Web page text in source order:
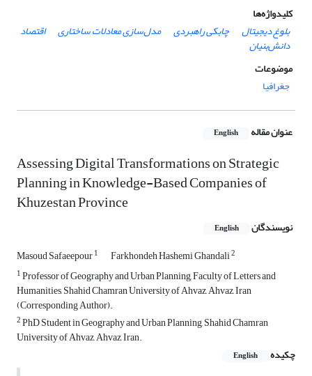
کلیدواژه‌ها
بلوغ دیجیتال
چابکی راهبردی مدل‌سازی معادلات ساختاری اقتصاد
دانش‌بنیان
موضوعات
جغرافیا
عنوان مقاله English
Assessing Digital Transformations on Strategic
Planning in Knowledge-Based Companies of
Khuzestan Province
نویسندگان English
Masoud Safaeepour1 Farkhondeh Hashemi Ghandali2
1Professor of Geography and Urban Planning, Faculty of Letters and
Humanities, Shahid Chamran University of Ahvaz, Ahvaz, Iran
(Corresponding Author).
2PhD Student in Geography and Urban Planning, Shahid Chamran
University of Ahvaz, Ahvaz, Iran.
چکیده
English